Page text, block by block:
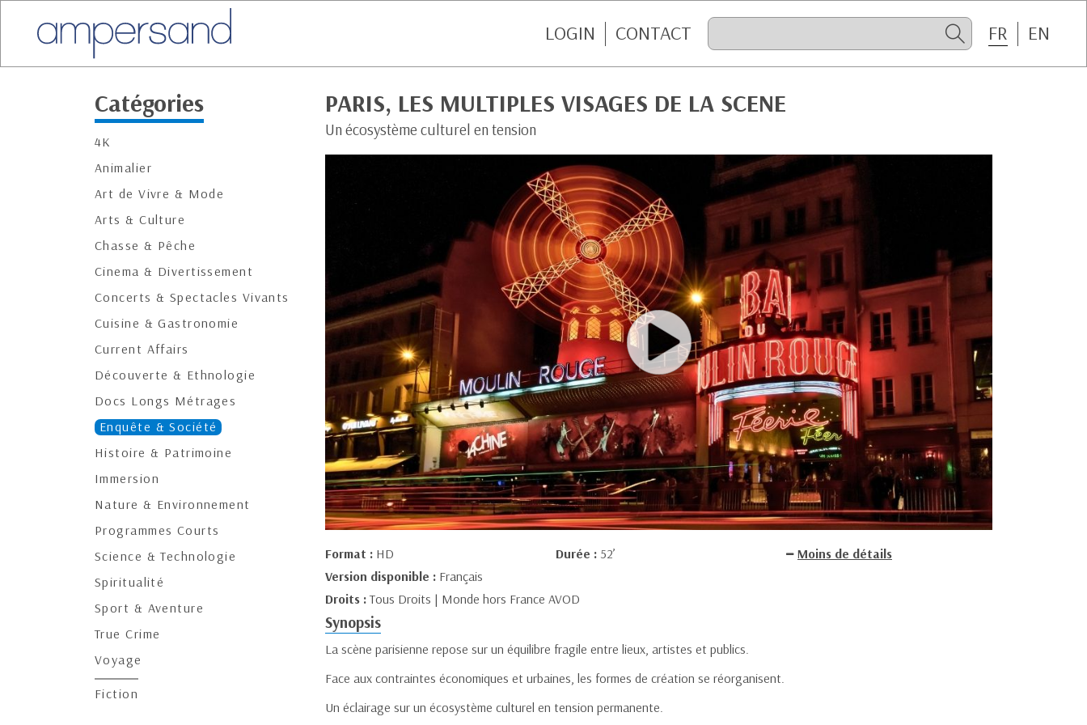
LOGIN CONTACT FR EN
Catégories
4K
Animalier
Art de Vivre & Mode
Arts & Culture
Chasse & Pêche
Cinema & Divertissement
Concerts & Spectacles Vivants
Cuisine & Gastronomie
Current Affairs
Découverte & Ethnologie
Docs Longs Métrages
Enquête & Société
Histoire & Patrimoine
Immersion
Nature & Environnement
Programmes Courts
Science & Technologie
Spiritualité
Sport & Aventure
True Crime
Voyage
Fiction
PARIS, LES MULTIPLES VISAGES DE LA SCENE
Un écosystème culturel en tension
Format : HD Durée : 52’
Moins de détails
Version disponible : Français
Droits :Tous Droits | Monde hors France AVOD
Synopsis
La scène parisienne repose sur un équilibre fragile entre lieux, artistes et publics.
Face aux contraintes économiques et urbaines, les formes de création se réorganisent.
Un éclairage sur un écosystème culturel en tension permanente.